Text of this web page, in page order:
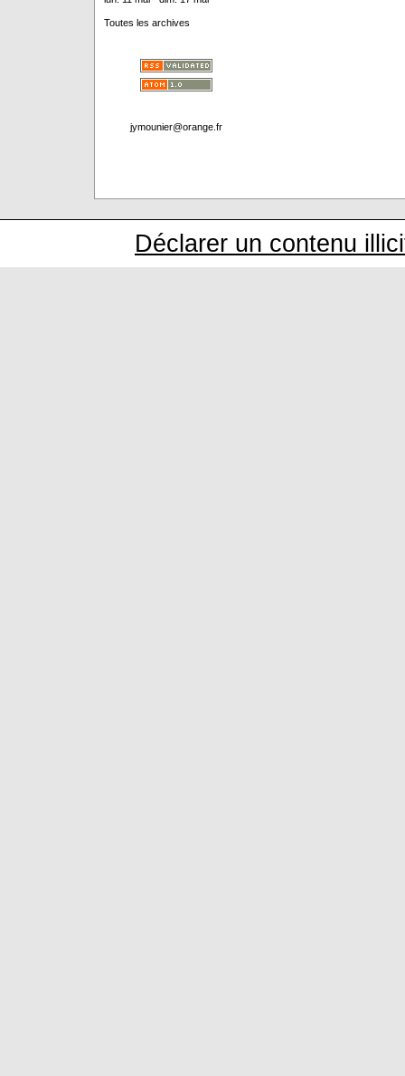
Toutes les archives
jymounier@orange.fr
Déclarer un contenu